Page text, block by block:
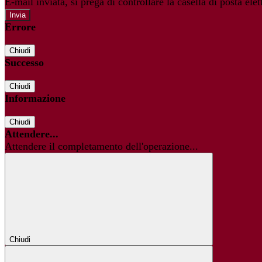
Errore
Chiudi
Successo
Chiudi
Informazione
Chiudi
Attendere...
Attendere il completamento dell'operazione...
Chiudi